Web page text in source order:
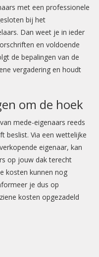
met een professionele
bij het
Dan weet je in ieder
en voldoende
de bepalingen van de
vergadering en houdt
om de hoek
mede-eigenaars reeds
beslist. Via een wettelijke
eigenaar, kan
op jouw dak terecht
kosten kunnen nog
je dus op
kosten opgezadeld